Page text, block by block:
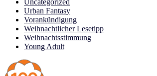
Uncategorized
Urban Fantasy
Vorankündigung
Weihnachtlicher Lesetipp
Weihnachtsstimmung
Young Adult